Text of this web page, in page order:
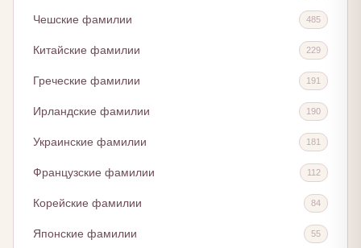
Чешские фамилии 485
Китайские фамилии 229
Греческие фамилии 191
Ирландские фамилии 190
Украинские фамилии 181
Французские фамилии 112
Корейские фамилии 84
Японские фамилии 55